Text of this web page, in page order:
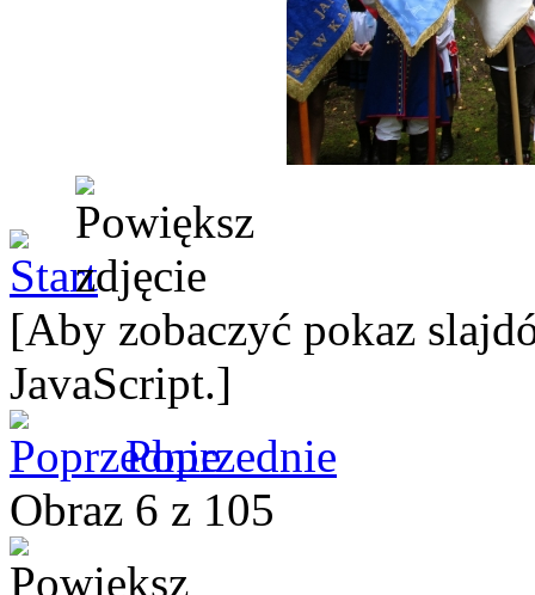
[Aby zobaczyć pokaz
JavaScript.]
Poprzednie
Obraz 6 z 105